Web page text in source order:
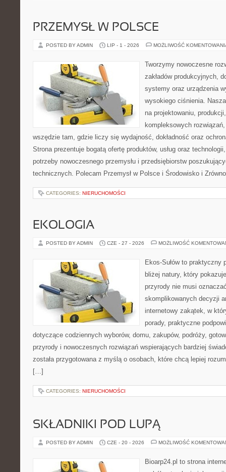
PRZEMYSŁ W POLSCE
POSTED BY ADMIN LIP - 1 - 2026 MOŻLIWOŚĆ
Tworzymy nowoczesne
zakładów produkcyjnych,
systemy oraz urządzenia
wysokiego ciśnienia.
na projektowaniu,
kompleksowych
wszędzie tam, gdzie liczy się wydajność, dokładność oraz
Strona prezentuje bogatą ofertę produktów, usług oraz
potrzeby nowoczesnego przemysłu i przedsiębiorstw
technicznych. Polecam Przemysł w Polsce i Środowisko i
CATEGORIES: NIERUCHOMOŚCI
EKOLOGIA
POSTED BY ADMIN CZE - 27 - 2026 MOŻLIWOŚĆ
Ekos-Sułów to praktyczny
bliżej natury, który
przyrody nie musi
skomplikowanych decyzji
internetowy zakątek, w
porady, praktyczne
dotyczące codziennych wyborów, domu, zakupów, podróży,
przyrody i nowoczesnych rozwiązań wspierających bardziej
została przygotowana z myślą o osobach, które chcą lepiej
[…]
CATEGORIES: NIERUCHOMOŚCI
SKŁADNIKI POD LUPĄ
POSTED BY ADMIN CZE - 20 - 2026 MOŻLIWOŚĆ
Bioarp24.pl to strona